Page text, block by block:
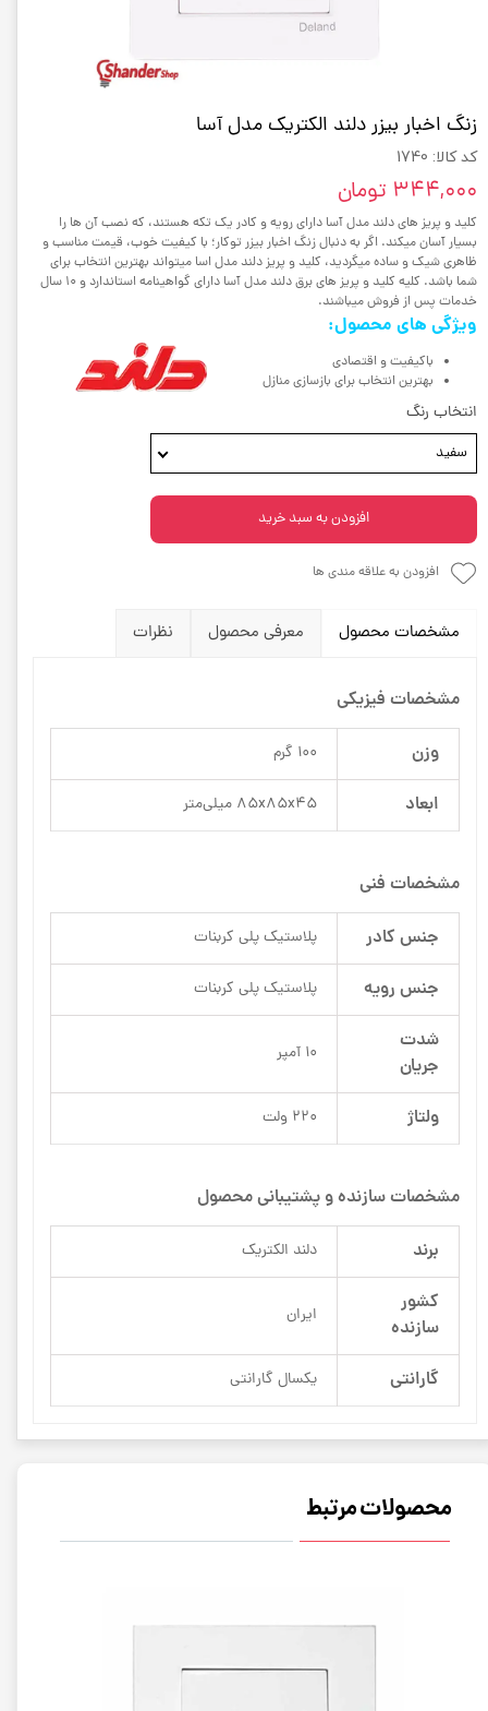
زنگ اخبار بیزر دلند الکتریک مدل آسا
کد کالا: 1740
۳۴۴,۰۰۰ تومان
کلید و پریز های دلند مدل آسا دارای رویه و کادر یک تکه هستند، که نصب آن ها را
بسیار آسان میکند. اگر به دنبال زنگ اخبار بیزر توکار؛ با کیفیت خوب، قیمت مناسب و
ظاهری شیک و ساده میگردید، کلید و پریز دلند مدل اسا میتواند بهترین انتخاب برای
شما باشد. کلیه کلید و پریز های برق دلند مدل آسا دارای گواهینامه استاندارد و 10 سال
خدمات پس از فروش میباشند.
ویژگی های محصول:
باکیفیت و اقتصادی
بهترین انتخاب برای بازسازی منازل
انتخاب رنگ
سفید
افزودن به سبد خرید
افزودن به علاقه مندی ها
مشخصات محصول معرفی محصول نظرات
مشخصات فیزیکی
وزن 100 گرم
ابعاد 85x85x45 میلی‌متر
مشخصات فنی
جنس کادر پلاستیک پلی کربنات
جنس رویه پلاستیک پلی کربنات
شدت
جریان
10 آمپر
ولتاژ 220 ولت
مشخصات سازنده و پشتیبانی محصول
برند دلند الکتریک
کشور
سازنده
ایران
گارانتی یکسال گارانتی
محصولات مرتبط